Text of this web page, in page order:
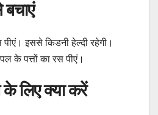
इससे किडनी हेल्दी रहेगी।
के पत्तों का रस पीएं।
के लिए क्या करें